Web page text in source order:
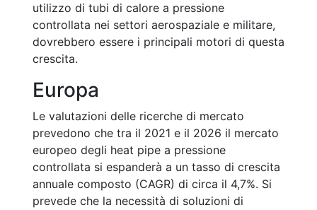
utilizzo di tubi di calore a pressione
controllata nei settori aerospaziale e militare,
dovrebbero essere i principali motori di questa
crescita.
Europa
Le valutazioni delle ricerche di mercato
prevedono che tra il 2021 e il 2026 il mercato
europeo degli heat pipe a pressione
controllata si espanderà a un tasso di crescita
annuale composto (CAGR) di circa il 4,7%. Si
prevede che la necessità di soluzioni di